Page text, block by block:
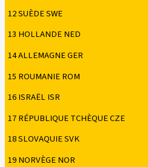
12 SUÈDE SWE
13 HOLLANDE NED
14 ALLEMAGNE GER
15 ROUMANIE ROM
16 ISRAËL ISR
17 RÉPUBLIQUE TCHÈQUE CZE
18 SLOVAQUIE SVK
19 NORVÈGE NOR